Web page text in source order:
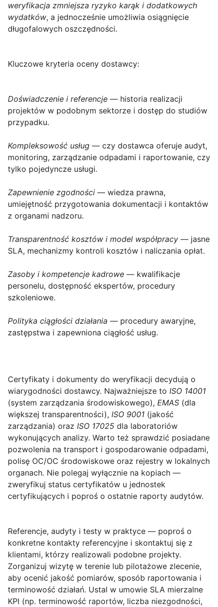
weryfikacja zmniejsza ryzyko karąk i dodatkowych
wydatków, a jednocześnie umożliwia osiągnięcie
długofalowych oszczędności.
Kluczowe kryteria oceny dostawcy:
Doświadczenie i referencje — historia realizacji
projektów w podobnym sektorze i dostęp do studiów
przypadku.
Kompleksowość usług — czy dostawca oferuje audyt,
monitoring, zarządzanie odpadami i raportowanie, czy
tylko pojedyncze usługi.
Zapewnienie zgodności — wiedza prawna,
umiejętność przygotowania dokumentacji i kontaktów
z organami nadzoru.
Transparentność kosztów i model współpracy — jasne
SLA, mechanizmy kontroli kosztów i naliczania opłat.
Zasoby i kompetencje kadrowe — kwalifikacje
personelu, dostępność ekspertów, procedury
szkoleniowe.
Polityka ciągłości działania — procedury awaryjne,
zastępstwa i zapewniona ciągłość usług.
Certyfikaty i dokumenty do weryfikacji decydują o
wiarygodności dostawcy. Najważniejsze to ISO 14001
(system zarządzania środowiskowego), EMAS (dla
większej transparentności), ISO 9001 (jakość
zarządzania) oraz ISO 17025 dla laboratoriów
wykonujących analizy. Warto też sprawdzić posiadane
pozwolenia na transport i gospodarowanie odpadami,
polisę OC/OC środowiskowe oraz rejestry w lokalnych
organach. Nie polegaj wyłącznie na kopiach —
zweryfikuj status certyfikatów u jednostek
certyfikujących i poproś o ostatnie raporty audytów.
Referencje, audyty i testy w praktyce — poproś o
konkretne kontakty referencyjne i skontaktuj się z
klientami, którzy realizowali podobne projekty.
Zorganizuj wizytę w terenie lub pilotażowe zlecenie,
aby ocenić jakość pomiarów, sposób raportowania i
terminowość działań. Ustal w umowie SLA mierzalne
KPI (np. terminowość raportów, liczba niezgodności,